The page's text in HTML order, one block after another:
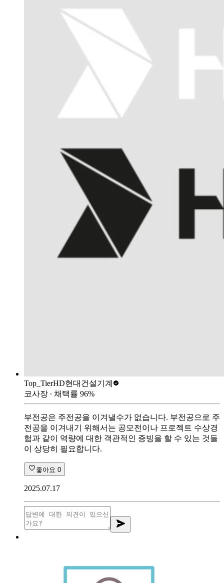
Top_TierHD현대건설기계
코사장 ∙ 채택률 96%
부전공은 주전공을 이겨낼수가 없습니다. 부전공으로 주
전공을 이겨내기 위해서는 공모전이나 프로젝트 수상경
험과 같이 역량에 대한 객관적인 증빙을 할 수 있는 것들
이 상당히 필요합니다.
좋아요 0
2025.07.17